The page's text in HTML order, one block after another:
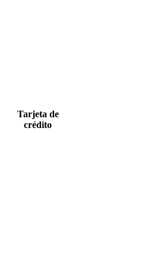
Tarjeta de
crédito